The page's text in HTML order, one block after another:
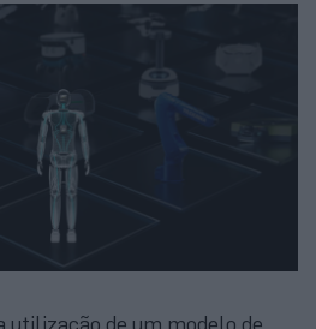
utilização de um modelo de